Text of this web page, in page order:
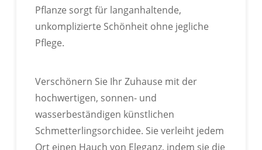
Pflanze sorgt für langanhaltende,
unkomplizierte Schönheit ohne jegliche
Pflege.
Verschönern Sie Ihr Zuhause mit der
hochwertigen, sonnen- und
wasserbeständigen künstlichen
Schmetterlingsorchidee. Sie verleiht jedem
Ort einen Hauch von Eleganz, indem sie die